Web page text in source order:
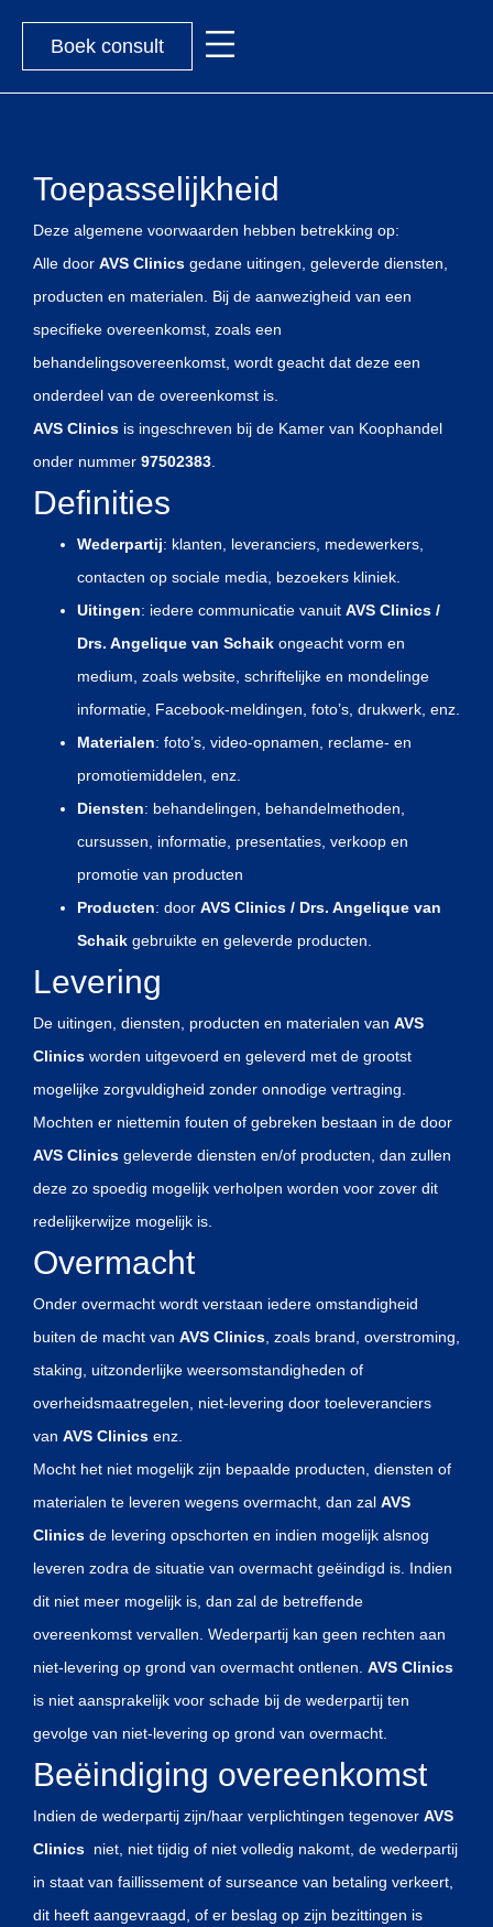
Boek consult
Toepasselijkheid
Deze algemene voorwaarden hebben betrekking op:
Alle door AVS Clinics gedane uitingen, geleverde diensten,
producten en materialen. Bij de aanwezigheid van een
specifieke overeenkomst, zoals een
behandelingsovereenkomst, wordt geacht dat deze een
onderdeel van de overeenkomst is.
AVS Clinics is ingeschreven bij de Kamer van Koophandel
onder nummer 97502383
Definities
Wederpartij: klanten, leveranciers, medewerkers,
contacten op sociale media, bezoekers kliniek.
Uitingen: iedere communicatie vanuit AVS Clinics /
Drs. Angelique van Schaik ongeacht vorm en
medium, zoals website, schriftelijke en mondelinge
informatie, Facebook-meldingen, foto’s, drukwerk, enz.
Materialen: foto’s, video-opnamen, reclame- en
promotiemiddelen, enz.
Diensten: behandelingen, behandelmethoden,
cursussen, informatie, presentaties, verkoop en
promotie van producten
Producten: door AVS Clinics / Drs. Angelique van
Schaik gebruikte en geleverde producten.
Levering
De uitingen, diensten, producten en materialen van AVS
Clinics worden uitgevoerd en geleverd met de grootst
mogelijke zorgvuldigheid zonder onnodige vertraging.
Mochten er niettemin fouten of gebreken bestaan in de door
AVS Clinics geleverde diensten en/of producten, dan zullen
deze zo spoedig mogelijk verholpen worden voor zover dit
redelijkerwijze mogelijk is.
Overmacht
Onder overmacht wordt verstaan iedere omstandigheid
buiten de macht van AVS Clinics , zoals brand, overstroming,
staking, uitzonderlijke weersomstandigheden of
overheidsmaatregelen, niet-levering door toeleveranciers
van AVS Clinics enz.
Mocht het niet mogelijk zijn bepaalde producten, diensten of
materialen te leveren wegens overmacht, dan zal AVS
Clinics de levering opschorten en indien mogelijk alsnog
leveren zodra de situatie van overmacht geëindigd is. Indien
dit niet meer mogelijk is, dan zal de betreffende
overeenkomst vervallen. Wederpartij kan geen rechten aan
niet-levering op grond van overmacht ontlenen. AVS Clinics
is niet aansprakelijk voor schade bij de wederpartij ten
gevolge van niet-levering op grond van overmacht.
Beëindiging overeenkomst
Indien de wederpartij zijn/haar verplichtingen tegenover AVS
Clinics niet, niet tijdig of niet volledig nakomt, de wederpartij
in staat van faillissement of surseance van betaling verkeert,
dit heeft aangevraagd, of er beslag op zijn bezittingen is